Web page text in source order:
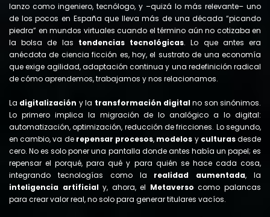
lanzo como ingeniero, tecnólogo, y –quizá lo más relevante– uno
de los pocos en España que lleva más de una década “picando
piedra” en mundos virtuales cuando el término aún no cotizaba en
la bolsa de las tendencias tecnológicas. Lo que antes era
anécdota de ciencia ficción es, hoy, el sustrato de una economía
que exige agilidad, adaptación continua y una redefinición radical
de cómo aprendemos, trabajamos y nos relacionamos.
La digitalización y la transformación digitalno son sinónimos.
Lo primero implica la migración de lo analógico a lo digital:
automatización, optimización, reducción de fricciones. Lo segundo,
en cambio, va de repensar procesos, modelos y culturasdesde
cero. No es solo poner una pantalla donde antes había un papel; es
repensar el porqué, para qué y para quién se hace cada cosa,
integrando tecnologías como la realidad aumentada, la
inteligencia artificial y, ahora, el Metaverso como palancas
para crear valor real, no solo para generar titulares vacíos.